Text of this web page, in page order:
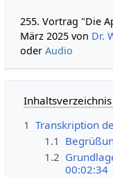
255. Vortrag "Die
März 2025 von Dr.
oderAudio
Inhaltsverzeichnis
1 Transkription
1.1
1.2
00:02:34